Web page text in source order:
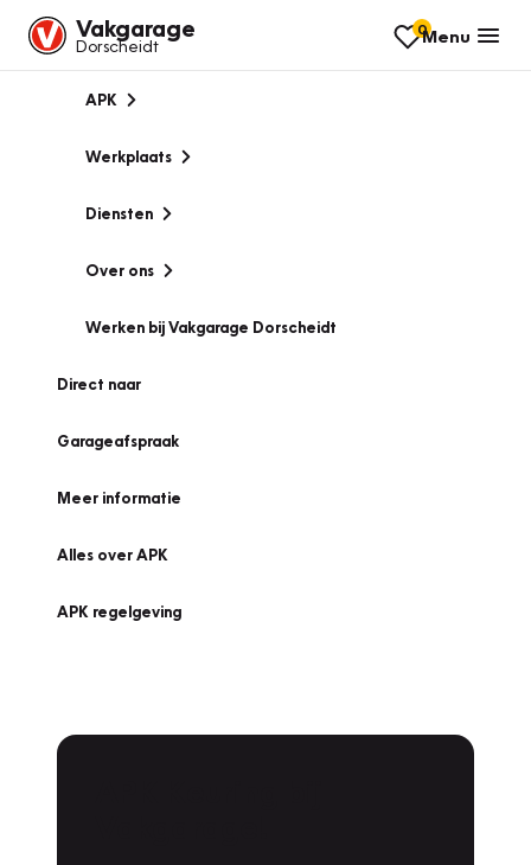
Vakgarage
Dorscheidt
0Menu
APK
Werkplaats
Diensten
Over ons
Werken bij Vakgarage Dorscheidt
Direct naar
Garageafspraak
Meer informatie
Alles over APK
APK regelgeving